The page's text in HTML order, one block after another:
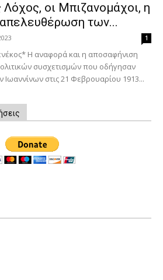
οι Μπιζανομάχοι, η
των...
1
Η αναφορά και η αποσαφήνιση
συσχετισμών που οδήγησαν
στις 21 Φεβρουαρίου 1913...